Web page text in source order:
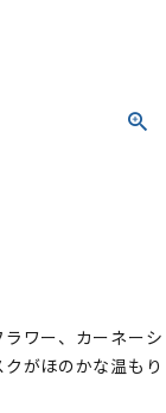
ワー、カーネーシ
がほのかな温もり